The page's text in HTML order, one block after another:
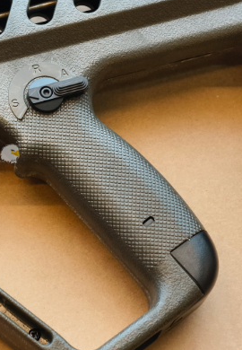
加入購物車
【翔準AOG】S&T M4彈匣 300連
藍/橙/綠/紅 DAMAG38BK AR/M4金
屬彈匣 電動槍彈匣
NT$420元 NT$ 元
加入購物車